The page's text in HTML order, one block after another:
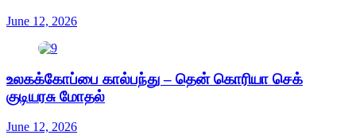
June 12, 2026
உலகக்கோப்பை கால்பந்து – தென் கொரியா செக்
குடியரசு மோதல்
June 12, 2026